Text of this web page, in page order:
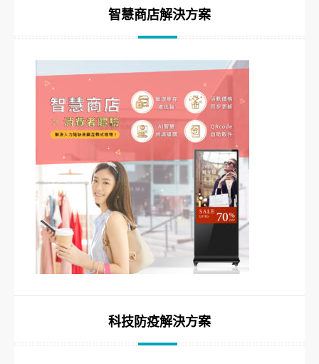
智慧商店解決方案
科技防疫解決方案